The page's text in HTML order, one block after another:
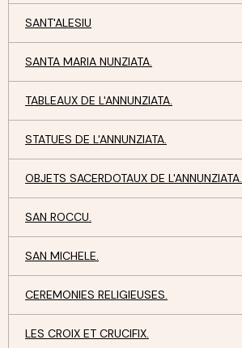
SANT'ALESIU
SANTA MARIA NUNZIATA.
TABLEAUX DE L'ANNUNZIATA.
STATUES DE L'ANNUNZIATA.
OBJETS SACERDOTAUX DE L'ANNUNZIATA.
SAN ROCCU.
SAN MICHELE.
CEREMONIES RELIGIEUSES.
LES CROIX ET CRUCIFIX.